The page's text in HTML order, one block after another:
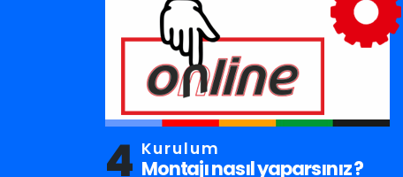
4 Kurulum
Montajı nasıl yaparsınız ?